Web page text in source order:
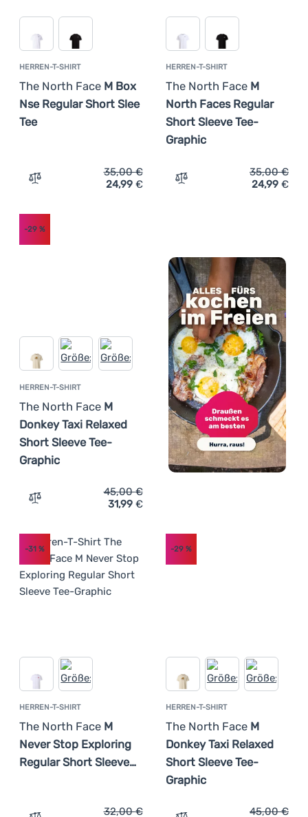
HERREN-T-SHIRT
The North Face M Box
Nse Regular Short Slee
Tee
Zum Vergleich 'Herren-T-Shirt The North Face M Box
35,00€
24,99 €
HERREN-T-SHIRT
The North Face M
North Faces Regular
Short Sleeve Tee-
Graphic
Zum Vergleich 'Herren-T-
35,00€
24,99 €
HERREN-T-SHIRT
The North Face M
Donkey Taxi Relaxed
Short Sleeve Tee-
Graphic
-29 %
Zum Vergleich 'Herren-T-Shirt The North Face M
45,00€
31,99 €
HERREN-T-SHIRT
The North Face M
Never Stop Exploring
Regular Short Sleeve…
-31 %
32,00€
HERREN-T-SHIRT
The North Face M
Donkey Taxi Relaxed
Short Sleeve Tee-
Graphic
-29%
45,00€